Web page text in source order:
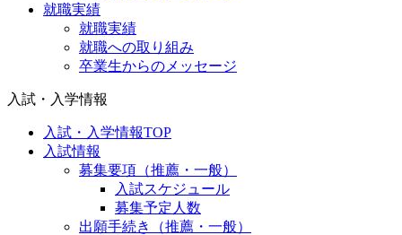
就職実績
就職実績
就職への取り組み
卒業生からのメッセージ
入試・入学情報
入試・入学情報TOP
入試情報
募集要項（推薦・一般）
入試スケジュール
募集予定人数
出願手続き（推薦・一般）